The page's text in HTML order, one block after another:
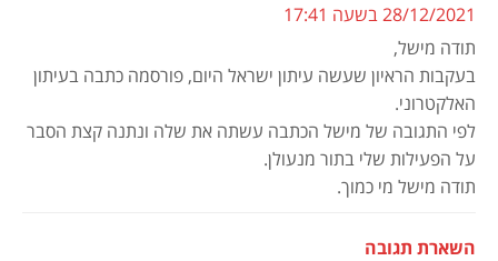
28/12/2021 בשעה 17:41
תודה מישל,
בעקבות הראיון שעשה עיתון ישראל היום, פורסמה כתבה בעיתון
האלקטרוני.
לפי התגובה של מישל הכתבה עשתה את שלה ונתנה קצת הסבר
על הפעילות שלי בתור מנעולן.
תודה מישל מי כמוך.
השארת תגובה